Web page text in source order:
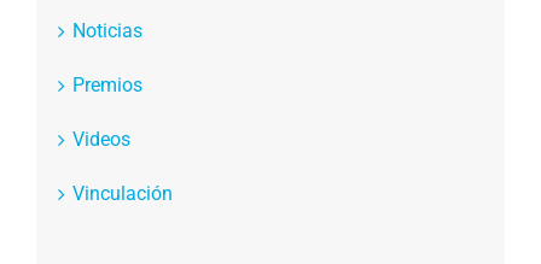
Noticias
Premios
Videos
Vinculación